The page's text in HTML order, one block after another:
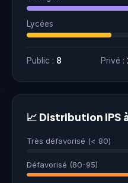
Lycées
Public : 8 Privé :
📈 Distribution IPS
Très défavorisé (< 80)
Défavorisé (80-95)